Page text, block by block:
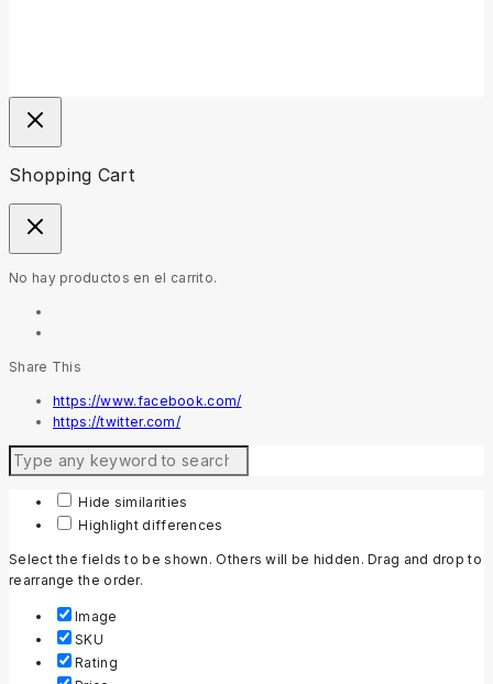
Shopping Cart
No hay productos en el carrito.
Share This
https://www.facebook.com/
https://twitter.com/
Hide similarities
Highlight differences
Select the fields to be shown. Others will be hidden. Drag and drop to
rearrange the order.
Image
SKU
Rating